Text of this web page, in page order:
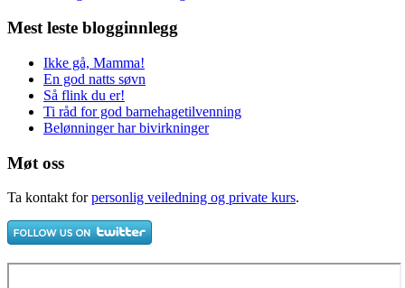
Mest leste blogginnlegg
Ikke gå, Mamma!
En god natts søvn
Så flink du er!
Ti råd for god barnehagetilvenning
Belønninger har bivirkninger
Møt oss
Ta kontakt forpersonlig veiledning og private kurs.